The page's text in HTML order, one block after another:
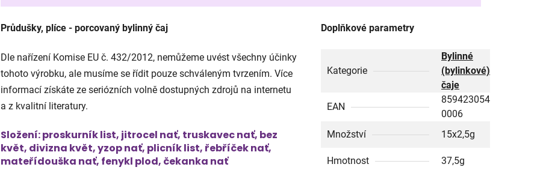
Průdušky, plíce - porcovaný bylinný čaj
Dle nařízení Komise EU č. 432/2012, nemůžeme uvést všechny účinky
tohoto výrobku, ale musíme se řídit pouze schváleným tvrzením. Více
informací získáte ze seriózních volně dostupných zdrojů na internetu
a z kvalitní literatury.
Složení:proskurník list, jitrocel nať, truskavec nať, bez
květ, divizna květ, yzop nať, plicník list, řebříček nať,
mateřídouška nať, fenykl plod, čekanka nať
Doplňkové parametry
Kategorie
Bylinné
(bylinkové)
čaje
EAN
859423054
0006
Množství
15x2,5g
Hmotnost 37,5g